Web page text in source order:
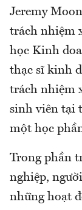
Jeremy
trách nhiệm
học Kinh
thạc sĩ kinh
trách nhiệm
sinh viên tại
một học
Trong phần
nghiệp,
những hoạt